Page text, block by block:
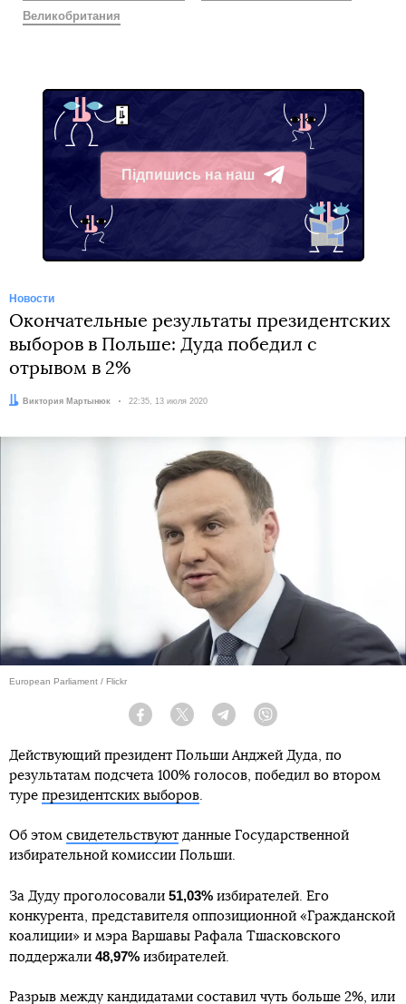
Великобритания
Підпишись на наш
Telegram
Новости
Окончательные результаты президентских
выборов в Польше: Дуда победил с
отрывом в 2%
Автор:Виктория Мартынюк Дата:
22:35, 13 июля 2020
European Parliament / Flickr
Facebook Twitter Telegram
Действующий президент Польши Анджей Дуда, по
результатам подсчета 100% голосов, победил во втором
туре президентских выборов.
Об этом свидетельствуют данные Государственной
избирательной комиссии Польши.
За Дуду проголосовали 51,03% избирателей. Его
конкурента, представителя оппозиционной «Гражданской
коалиции» и мэра Варшавы Рафала Тшасковского
поддержали 48,97% избирателей.
Разрыв между кандидатами составил чуть больше 2%, или